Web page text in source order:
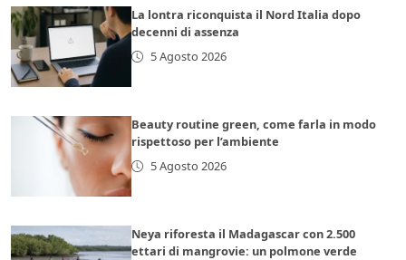
La lontra riconquista il Nord Italia dopo
decenni di assenza
5 Agosto 2026
Beauty routine green, come farla in modo
rispettoso per l’ambiente
5 Agosto 2026
Neya riforesta il Madagascar con 2.500
ettari di mangrovie: un polmone verde